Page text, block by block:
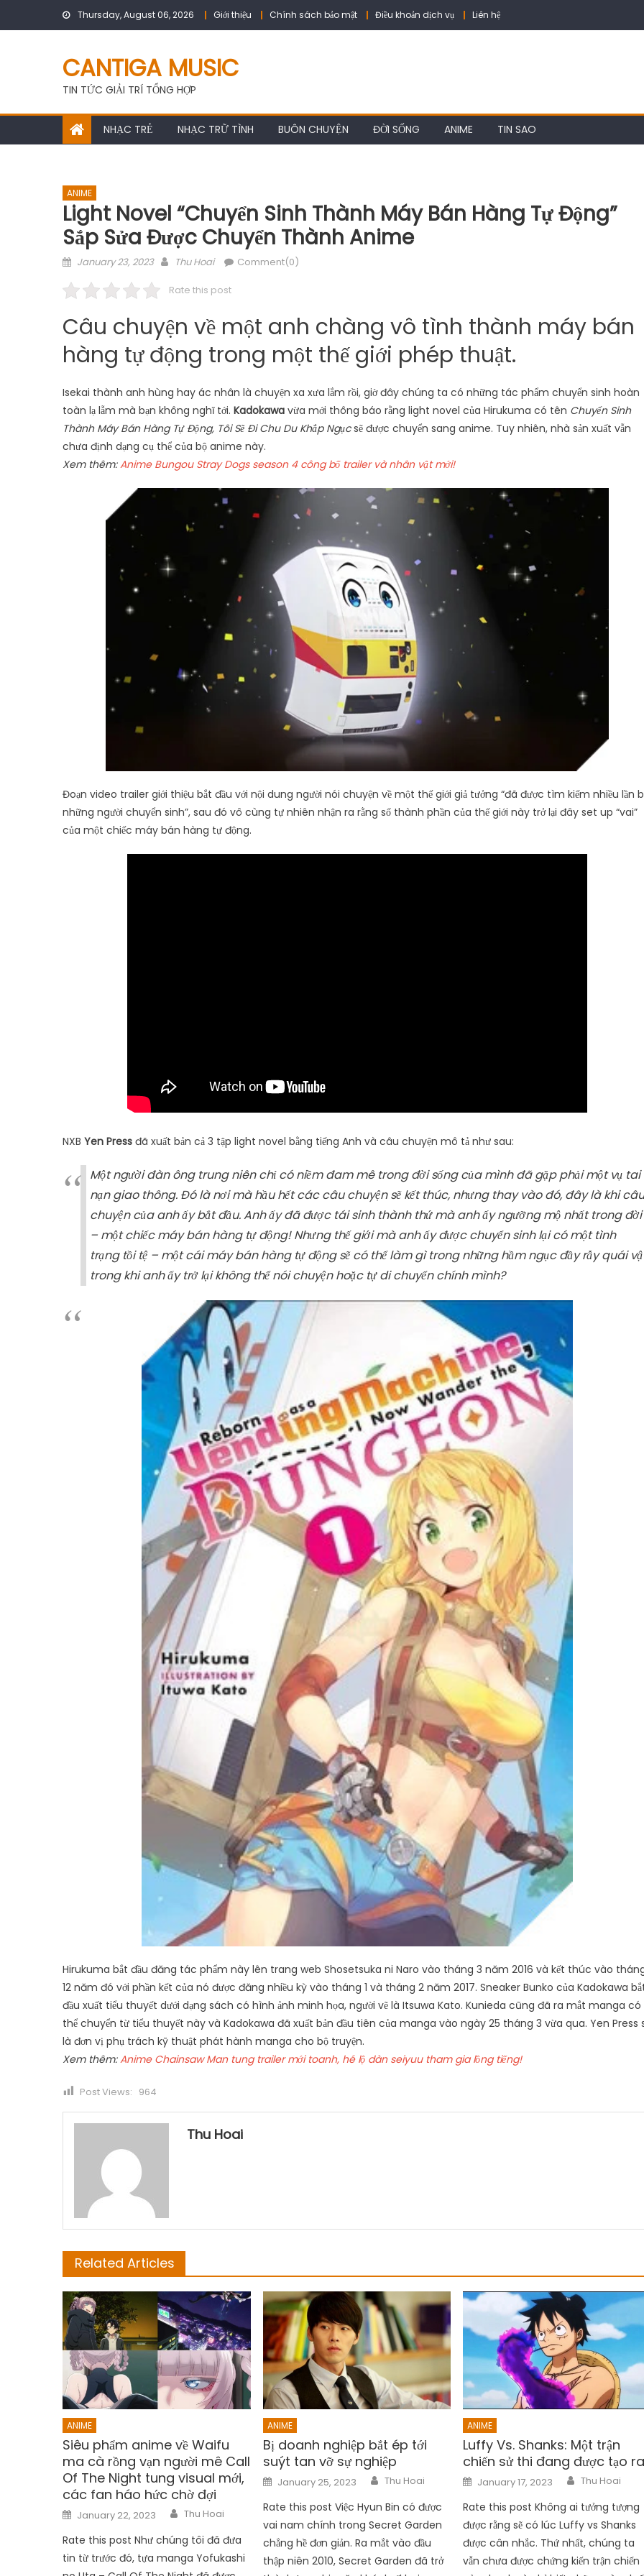
Thursday, August 06, 2026 Giới thiệu Chính sách bảo mật Điều khoản dịch vụ Liên hệ
CANTIGA MUSIC
TIN TỨC GIẢI TRÍ TỔNG HỢP
NHẠC TRẺ NHẠC TRỮ TÌNH BUÔN CHUYỆN ĐỜI SỐNG ANIME TIN SAO
ANIME
Light Novel “chuyển Sinh Thành Máy Bán Hàng Tự Động”
Sắp Sửa Được Chuyển Thành Anime
Posted
January 23, 2023 Author
Thu Hoai Comment(0)
Rate this post
Câu chuyện về một anh chàng vô tình thành máy bán
hàng tự động trong một thế giới phép thuật.
Isekai thành anh hùng hay ác nhân là chuyện xa xưa lắm rồi, giờ đây chúng ta có những tác phẩm chuyển sinh hoàn
toàn lạ lẫm mà bạn không nghĩ tới. Kadokawa vừa mới thông báo rằng light novel của Hirukuma có tên Chuyển Sinh
Thành Máy Bán Hàng Tự Động, Tôi Sẽ Đi Chu Du Khắp Ngụcsẽ được chuyển sang anime. Tuy nhiên, nhà sản xuất vẫn
chưa định dạng cụ thể của bộ anime này.
Xem thêm:Anime Bungou Stray Dogs season 4 công bố trailer và nhân vật mới!
Đoạn video trailer giới thiệu bắt đầu với nội dung người nói chuyện về một thế giới giả tưởng “đã được tìm kiếm nhiều lần
những người chuyển sinh”, sau đó vô cùng tự nhiên nhận ra rằng số thành phần của thế giới này trở lại đây set up “vai”
của một chiếc máy bán hàng tự động.
NXB Yen Press đã xuất bản cả 3 tập light novel bằng tiếng Anh và câu chuyện mô tả như sau:
Một người đàn ông trung niên chỉ có niềm đam mê trong đời sống của mình đã gặp phải một vụ tai
nạn giao thông. Đó là nơi mà hầu hết các câu chuyện sẽ kết thúc, nhưng thay vào đó, đây là khi câu
chuyện của anh ấy bắt đầu. Anh ấy đã được tái sinh thành thứ mà anh ấy ngưỡng mộ nhất trong đời
– một chiếc máy bán hàng tự động! Nhưng thế giới mà anh ấy được chuyển sinh lại có một tình
trạng tồi tệ – một cái máy bán hàng tự động sẽ có thể làm gì trong những hầm ngục đầy rẫy quái
trong khi anh ấy trở lại không thể nói chuyện hoặc tự di chuyển chính mình?
Hirukuma bắt đầu đăng tác phẩm này lên trang web Shosetsuka ni Naro vào tháng 3 năm 2016 và kết thúc vào
12 năm đó với phần kết của nó được đăng nhiều kỳ vào tháng 1 và tháng 2 năm 2017. Sneaker Bunko của Kadokawa
đầu xuất tiểu thuyết dưới dạng sách có hình ảnh minh họa, người vẽ là Itsuwa Kato. Kunieda cũng đã ra mắt manga có
thể chuyển từ tiểu thuyết này và Kadokawa đã xuất bản đầu tiên của manga vào ngày 25 tháng 3 vừa qua. Yen Press
là đơn vị phụ trách kỹ thuật phát hành manga cho bộ truyện.
Xem thêm:Anime Chainsaw Man tung trailer mới toanh, hé lộ dàn seiyuu tham gia lồng tiếng!
Post Views: 964
Thu Hoai
Related Articles
ANIME
Siêu phẩm anime về Waifu
ma cà rồng vạn người mê Call
Of The Night tung visual mới,
các fan háo hức chờ đợi
Posted
on
January 22, 2023 Author
Thu Hoai
Rate this post Như chúng tôi đã đưa
tin từ trước đó, tựa manga Yofukashi
ANIME
Bị doanh nghiệp bắt ép tới
suýt tan vỡ sự nghiệp
Posted
on
January 25, 2023 Author
Thu Hoai
Rate this post Việc Hyun Bin có được
vai nam chính trong Secret Garden
chẳng hề đơn giản. Ra mắt vào đầu
thập niên 2010, Secret Garden đã trở
ANIME
Luffy Vs. Shanks: Một trận
chiến sử thi đang được tạo
Posted
on
January 17, 2023 Author
Thu Hoai
Rate this post Không ai tưởng tượng
được rằng sẽ có lúc Luffy vs Shanks
được cân nhắc. Thứ nhất, chúng ta
vẫn chưa được chứng kiến ​​trận chiến